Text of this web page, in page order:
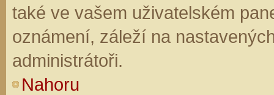
také ve vašem uživatelském
oznámení, záleží na
administrátoři.
Nahoru